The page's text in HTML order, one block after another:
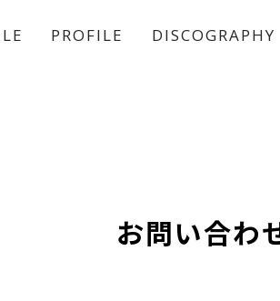
PROFILE DISCOGRAPHY
お問い合わ